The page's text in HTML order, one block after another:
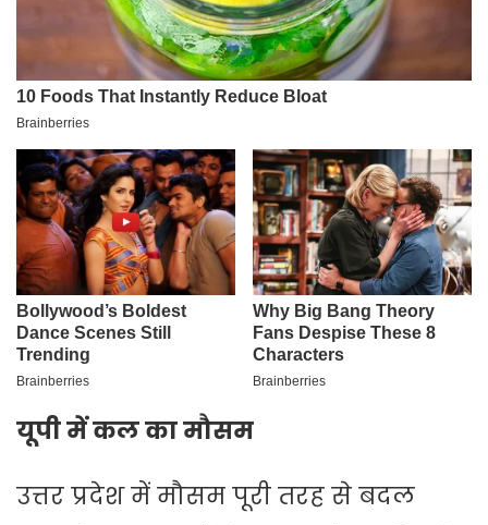
यूपी में कल का मौसम
उत्तर प्रदेश में मौसम पूरी तरह से बदल